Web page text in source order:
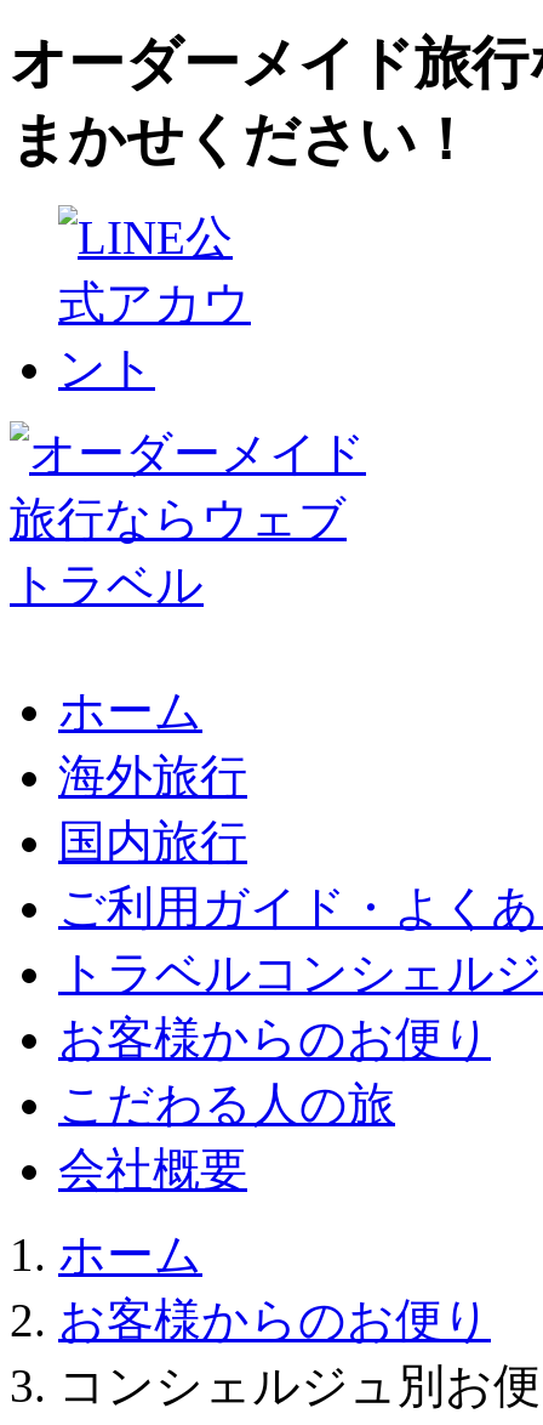
オーダーメイド旅
まかせください！
ホーム
海外旅行
国内旅行
ご利用ガイド・よく
トラベルコンシェル
お客様からのお便り
こだわる人の旅
会社概要
ホーム
お客様からのお便り
コンシェルジュ別お